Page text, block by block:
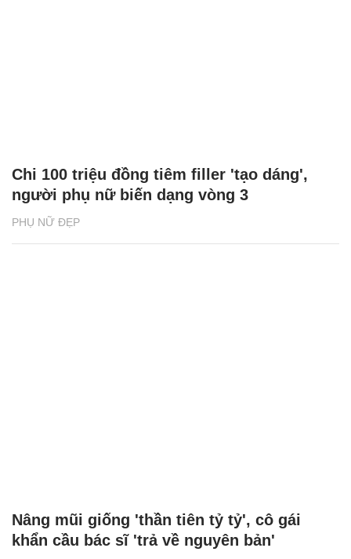
PHỤ NỮ ĐẸP
Chi 100 triệu đồng tiêm filler 'tạo dáng',
người phụ nữ biến dạng vòng 3
Nâng mũi giống 'thần tiên tỷ tỷ', cô gái
khẩn cầu bác sĩ 'trả về nguyên bản'